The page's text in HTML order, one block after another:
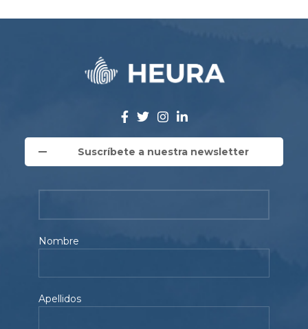
Suscríbete a nuestra newsletter
Nombre
Apellidos